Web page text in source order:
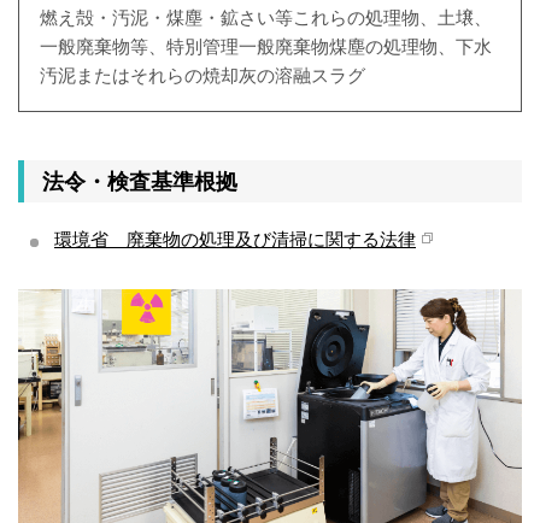
燃え殻・汚泥・煤塵・鉱さい等これらの処理物、土壌、
一般廃棄物等、特別管理一般廃棄物煤塵の処理物、下水
汚泥またはそれらの焼却灰の溶融スラグ
法令・検査基準根拠
環境省 廃棄物の処理及び清掃に関する法律